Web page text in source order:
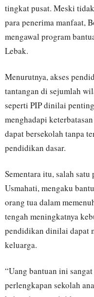
tingkat pusat. Meski
para penerima manfaat,
mengawal program
Lebak.
Menurutnya, akses
tantangan di sejumlah
seperti PIP dinilai
menghadapi
dapat bersekolah tanpa
pendidikan dasar.
Sementara itu, salah
Usmahati, mengaku
orang tua dalam
tengah meningkatnya
pendidikan dinilai dapat
keluarga.
“Uang bantuan ini
perlengkapan sekolah